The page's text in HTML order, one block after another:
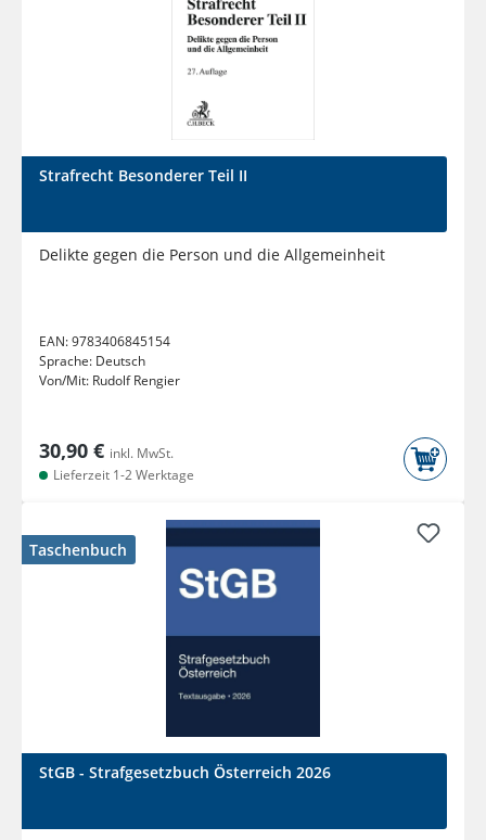
Strafrecht Besonderer Teil II
Delikte gegen die Person und die Allgemeinheit
EAN:9783406845154
Sprache: Deutsch
Von/Mit: Rudolf Rengier
30,90 € inkl. MwSt.
Lieferzeit 1-2 Werktage
Taschenbuch
StGB - Strafgesetzbuch Österreich 2026